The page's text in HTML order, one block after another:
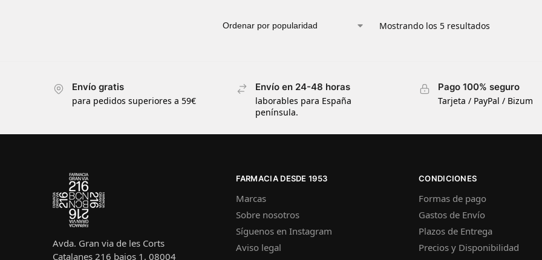
Mostrando los 5 resultados
Envío gratis
para pedidos superiores a 59€
Envío en 24-48 horas
laborables para España
península.
Pago 100% seguro
Tarjeta / PayPal / Bizum
Avda. Gran via de les Corts
Catalanes 216 bajos 1, 08004
FARMACIA DESDE 1953
Marcas
Sobre nosotros
Síguenos en Instagram
Aviso legal
CONDICIONES
Formas de pago
Gastos de Envío
Plazos de Entrega
Precios y Disponibilidad